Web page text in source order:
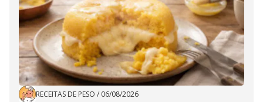
RECEITAS DE PESO / 06/08/2026